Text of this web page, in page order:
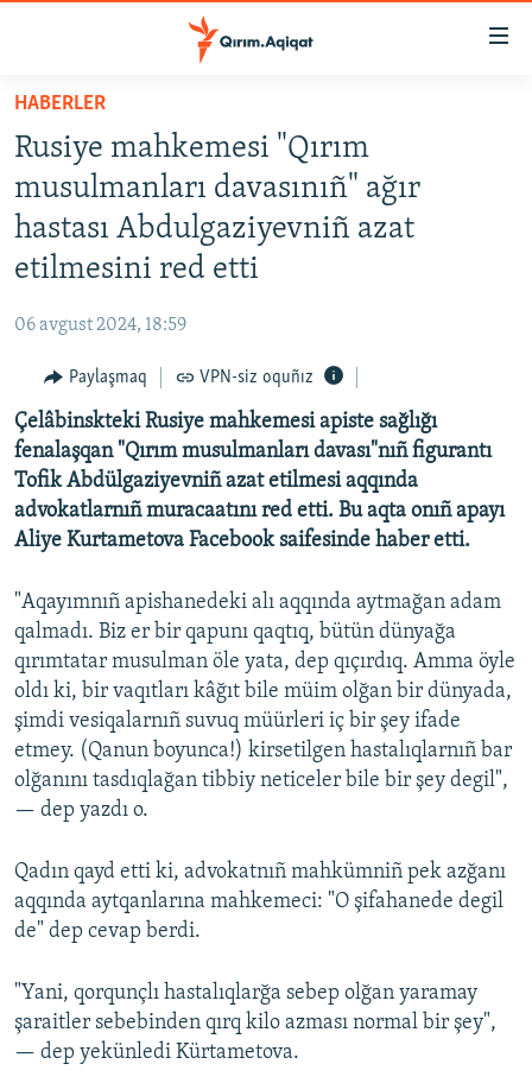
Esas
qaytmaq
Baş
navigatsiyağa
qaytmaq
Qıdıruvğa
SİYASET
İQTİSADİYAT
CEMİYET
İNSAN AQLARI
VİDEO
SÜRET
BLOGLAR
FİKİR
Українською
QOŞULIÑIZ!
RFE/RS bütün saytları
HABERLER
Rusiye mahkemesi "Qırım
musulmanları davasınıñ" ağır
hastası Abdulgaziyevniñ azat
etilmesini red etti
06 avgust 2024, 18:59
Paylaşmaq VPN-siz oquñız
Çelâbinskteki Rusiye mahkemesi apiste sağlığı
fenalaşqan "Qırım musulmanları davası"nıñ figurantı
Tofik Abdülgaziyevniñ azat etilmesi aqqında
advokatlarnıñ muracaatını red etti. Bu aqta onıñ apayı
Aliye Kurtametova Facebook saifesinde haber etti.
"Aqayımnıñ apishanedeki alı aqqında aytmağan adam
qalmadı. Biz er bir qapunı qaqtıq, bütün dünyağa
qırımtatar musulman öle yata, dep qıçırdıq. Amma öyle
oldı ki, bir vaqıtları kâğıt bile müim olğan bir dünyada,
şimdi vesiqalarnıñ suvuq müürleri iç bir şey ifade
etmey. (Qanun boyunca!) kirsetilgen hastalıqlarnıñ bar
olğanını tasdıqlağan tibbiy neticeler bile bir şey degil",
— dep yazdı o.
Qadın qayd etti ki, advokatnıñ mahkümniñ pek azğanı
aqqında aytqanlarına mahkemeci: "O şifahanede degil
de" dep cevap berdi.
"Yani, qorqunçlı hastalıqlarğa sebep olğan yaramay
şaraitler sebebinden qırq kilo azması normal bir şey",
— dep yekünledi Kürtametova.